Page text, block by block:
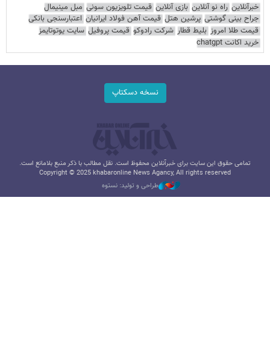
خبرآنلاین راه نو آنلاین بازی آنلاین قیمت تلویزیون سونی مبل مینیمال
جراح بینی گوشتی پرشین هتل قیمت آهن فولاد ایرانیان اعتبارسنجی بانکی
قیمت طلا امروز بلیط قطار شرکت رادوکو قیمت پروفیل سایت یوتوتایمز
خرید اکانت chatgpt
نسخه دسکتاپ
تمامی حقوق این سایت برای خبرآنلاین محفوظ است. نقل مطالب با ذکر منبع بلامانع است.
Copyright © 2025 khabaronline News Agancy, All rights reserved
طراحی و تولید: نستوه